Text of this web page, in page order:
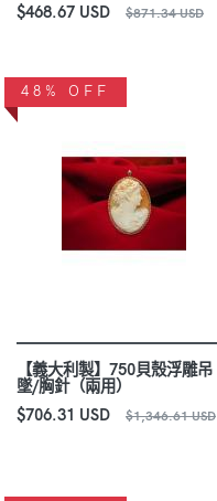
$468.67 USD
$871.34 USD
48% OFF
【義大利製】750貝殼浮雕吊
墜/胸針（兩用）
$706.31 USD
$1,346.61 USD